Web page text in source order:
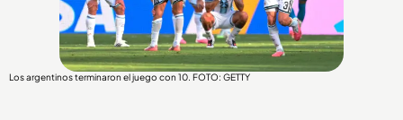
Los argentinos terminaron el juego con 10. FOTO: GETTY